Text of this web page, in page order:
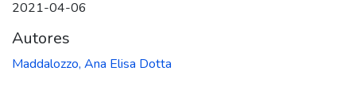
2021-04-06
Autores
Maddalozzo, Ana Elisa Dotta